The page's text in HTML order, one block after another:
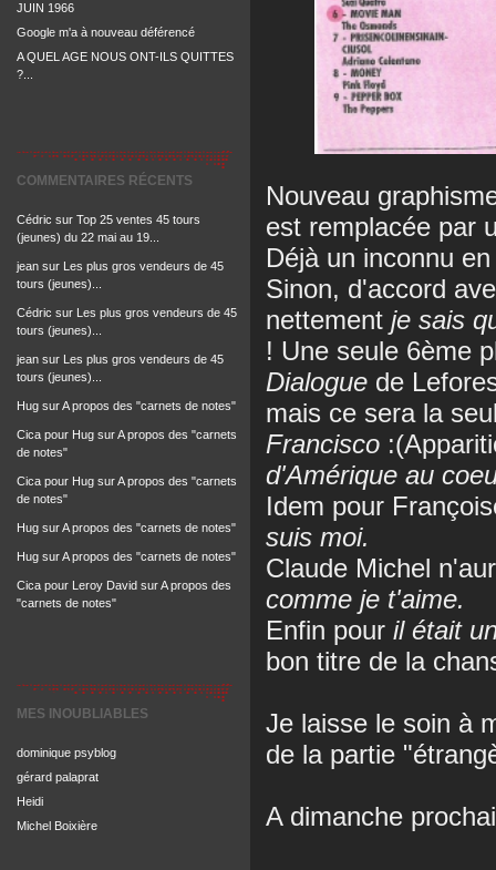
JUIN 1966
Google m'a à nouveau déférencé
A QUEL AGE NOUS ONT-ILS QUITTES
?...
COMMENTAIRES RÉCENTS
Cédric sur Top 25 ventes 45 tours
(jeunes) du 22 mai au 19...
jean sur Les plus gros vendeurs de 45
tours (jeunes)...
Cédric sur Les plus gros vendeurs de 45
tours (jeunes)...
jean sur Les plus gros vendeurs de 45
tours (jeunes)...
Hug surA propos des "carnets de notes"
Cica pour Hug surA propos des "carnets
de notes"
Cica pour Hug surA propos des "carnets
de notes"
Hug surA propos des "carnets de notes"
Hug surA propos des "carnets de notes"
Cica pour Leroy David surA propos des
"carnets de notes"
MES INOUBLIABLES
dominique psyblog
gérard palaprat
Heidi
Michel Boixière
Nouveau
est remplacée par
Déjà un inconnu
Sinon, d'accord
nettement je sais
! Une seule 6ème
Dialogue de
mais ce sera la
Francisco
d'Amérique au
Idem pour
suis moi.
Claude Michel
comme je t'aime.
Enfin pour il était
bon titre de la
Je laisse le soin à
de la partie
A dimanche